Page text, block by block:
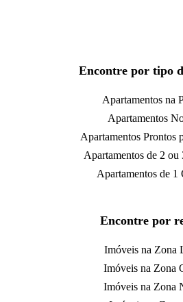
Encontre por tipo
Apartamentos na
Apartamentos
Apartamentos Prontos
Apartamentos de 2 ou
Apartamentos de 1
Encontre por
Imóveis na Zona
Imóveis na Zona
Imóveis na Zona